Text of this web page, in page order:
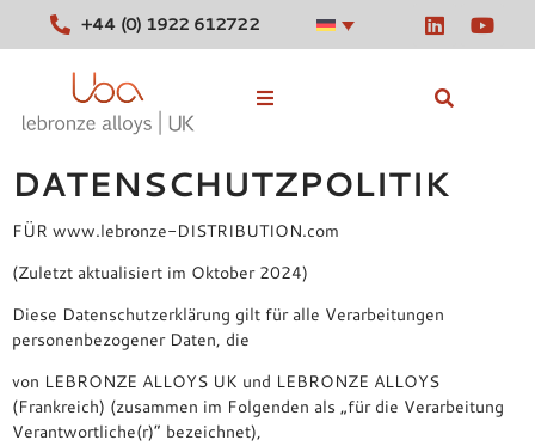
+44 (0) 1922 612722
Lagernde Legierungen
Werkzeuge
Nachrichten
Kontakt
DATENSCHUTZPOLITIK
FÜR www.lebronze-DISTRIBUTION.com
(Zuletzt aktualisiert im Oktober 2024)
Diese Datenschutzerklärung gilt für alle Verarbeitungen
personenbezogener Daten, die
von LEBRONZE ALLOYS UK und LEBRONZE ALLOYS
(Frankreich) (zusammen im Folgenden als „für die Verarbeitung
Verantwortliche(r)“ bezeichnet),